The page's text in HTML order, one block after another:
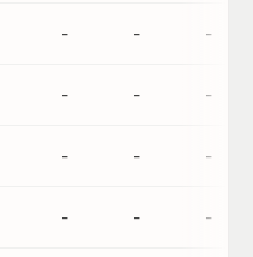
- - -
- - -
- - -
- - -